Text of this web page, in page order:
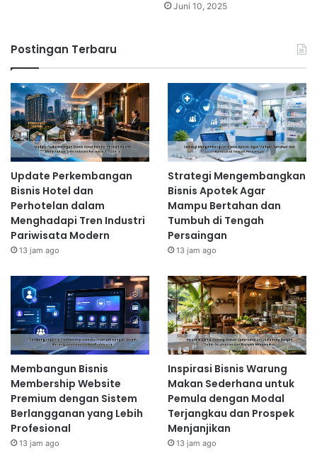
Juni 10, 2025
Postingan Terbaru
Update Perkembangan
Bisnis Hotel dan
Perhotelan dalam
Menghadapi Tren Industri
Pariwisata Modern
13 jam ago
Strategi Mengembangkan
Bisnis Apotek Agar
Mampu Bertahan dan
Tumbuh di Tengah
Persaingan
13 jam ago
Membangun Bisnis
Membership Website
Premium dengan Sistem
Berlangganan yang Lebih
Profesional
13 jam ago
Inspirasi Bisnis Warung
Makan Sederhana untuk
Pemula dengan Modal
Terjangkau dan Prospek
Menjanjikan
13 jam ago